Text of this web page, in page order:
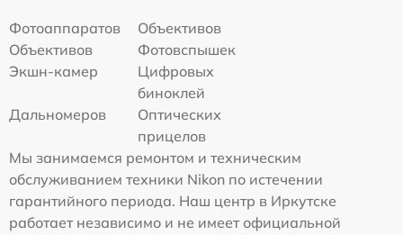
Фотоаппаратов
Объективов
Объективов
Фотовспышек
Экшн-камер
Цифровых
биноклей
Дальномеров
Оптических
прицелов
Мы занимаемся ремонтом и техническим
обслуживанием техники Nikon по истечении
гарантийного периода. Наш центр в Иркутске
работает независимо и не имеет официальной